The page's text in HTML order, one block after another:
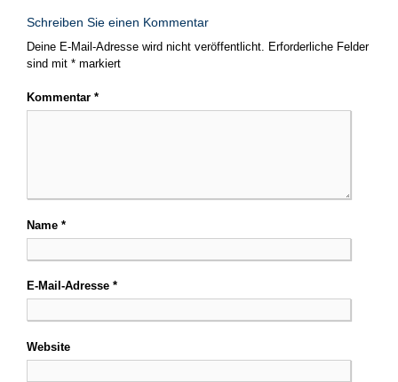
Schreiben Sie einen Kommentar
Deine E-Mail-Adresse wird nicht veröffentlicht. Erforderliche Felder
sind mit * markiert
Kommentar *
Name *
E-Mail-Adresse *
Website